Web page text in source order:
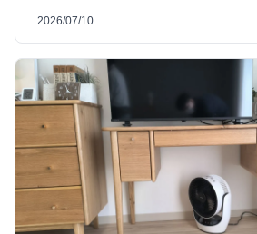
2026/07/10